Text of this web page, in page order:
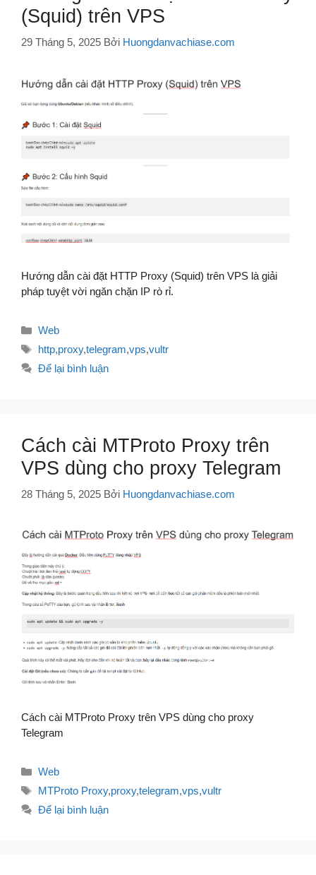
(Squid) trên VPS
29 Tháng 5, 2025 Bởi Huongdanvachiase.com
Hướng dẫn cài đặt HTTP Proxy (Squid) trên VPS là giải
pháp tuyệt vời ngăn chặn IP rò rỉ.
Danh
mục
Web
Thẻ
http,proxy,telegram,vps,vultr
Để lại bình luận
Cách cài MTProto Proxy trên
VPS dùng cho proxy Telegram
28 Tháng 5, 2025 Bởi Huongdanvachiase.com
Cách cài MTProto Proxy trên VPS dùng cho proxy
Telegram
Danh
mục
Web
Thẻ
MTProto Proxy,proxy,telegram,vps,vultr
Để lại bình luận